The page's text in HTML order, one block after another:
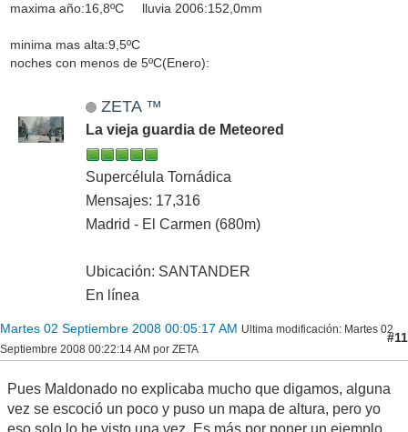
maxima año:16,8ºC lluvia 2006:152,0mm
minima mas alta:9,5ºC
noches con menos de 5ºC(Enero):
ZETA ™
La vieja guardia de Meteored
Supercélula Tornádica
Mensajes: 17,316
Madrid - El Carmen (680m)
Ubicación: SANTANDER
En línea
Martes 02 Septiembre 2008 00:05:17 AM Ultima modificación: Martes 02
Septiembre 2008 00:22:14 AM por ZETA
#11
Pues Maldonado no explicaba mucho que digamos, alguna
vez se escoció un poco y puso un mapa de altura, pero yo
eso solo lo he visto una vez. Es más por poner un ejemplo